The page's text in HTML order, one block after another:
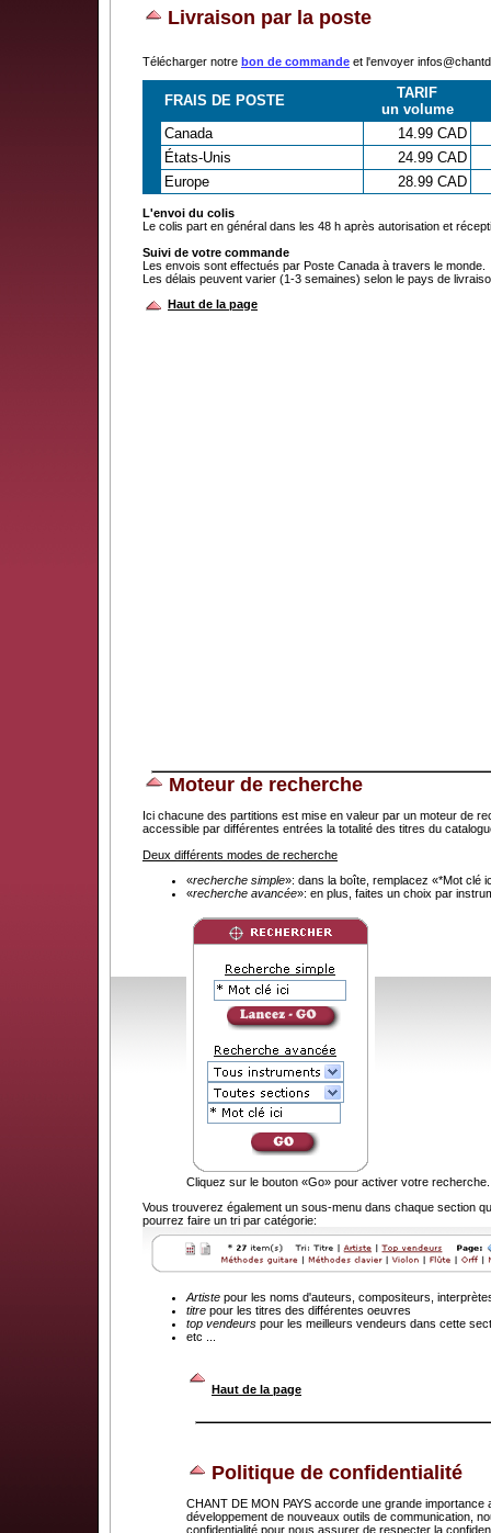
Livraison par la poste
Télécharger notre bon de commande et l'envoyer
FRAIS DE POSTE
TARIF
un volume
Canada
14.99 CAD
États-Unis
24.99 CAD
Europe
28.99 CAD
L'envoi du colis
Le colis part en général dans les 48 h après autorisation et
Suivi de votre commande
Les envois sont effectués par Poste Canada à travers le monde.
Les délais peuvent varier (1-3 semaines) selon le pays de
Haut de la page
Moteur de recherche
Ici chacune des partitions est mise en valeur par un moteur de
accessible par différentes entrées la totalité des titres du
Deux différents modes de recherche
«recherche simple»: dans la boîte, remplacez «*Mot clé
«recherche avancée»: en plus, faites un choix par
Cliquez sur le bouton «Go» pour activer votre recherche.
Vous trouverez également un sous-menu dans chaque section
pourrez faire un tri par catégorie:
Artiste pour les noms d'auteurs, compositeurs,
titre pour les titres des différentes oeuvres
top vendeurs pour les meilleurs vendeurs dans cette
etc ...
Haut de la page
Politique de confidentialité
CHANT DE MON PAYS accorde une grande
développement de nouveaux outils de communication,
confidentialité pour nous assurer de respecter la